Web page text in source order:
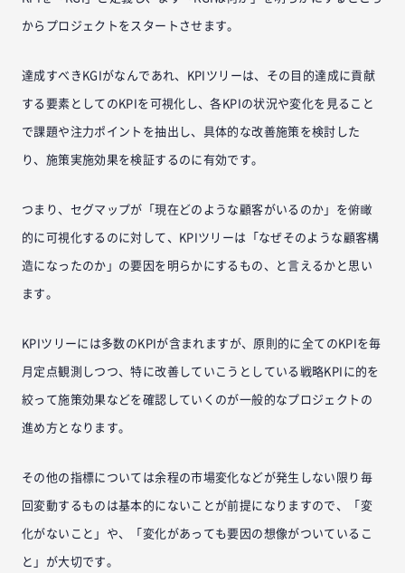
からプロジェクトをスタートさせます。
達成すべきKGIがなんであれ、KPIツリーは、その目的達成に貢献
する要素としてのKPIを可視化し、各KPIの状況や変化を見ること
で課題や注力ポイントを抽出し、具体的な改善施策を検討した
り、施策実施効果を検証するのに有効です。
つまり、セグマップが「現在どのような顧客がいるのか」を俯瞰
的に可視化するのに対して、KPIツリーは「なぜそのような顧客構
造になったのか」の要因を明らかにするもの、と言えるかと思い
ます。
KPIツリーには多数のKPIが含まれますが、原則的に全てのKPIを毎
月定点観測しつつ、特に改善していこうとしている戦略KPIに的を
絞って施策効果などを確認していくのが一般的なプロジェクトの
進め方となります。
その他の指標については余程の市場変化などが発生しない限り毎
回変動するものは基本的にないことが前提になりますので、「変
化がないこと」や、「変化があっても要因の想像がついているこ
と」が大切です。